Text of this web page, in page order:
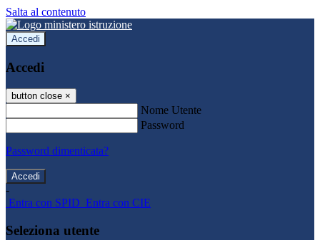
Salta al contenuto
Accedi
Accedi
button close ×
Nome Utente
Password
Password dimenticata?
-
Entra con SPID Entra con CIE
Seleziona utente